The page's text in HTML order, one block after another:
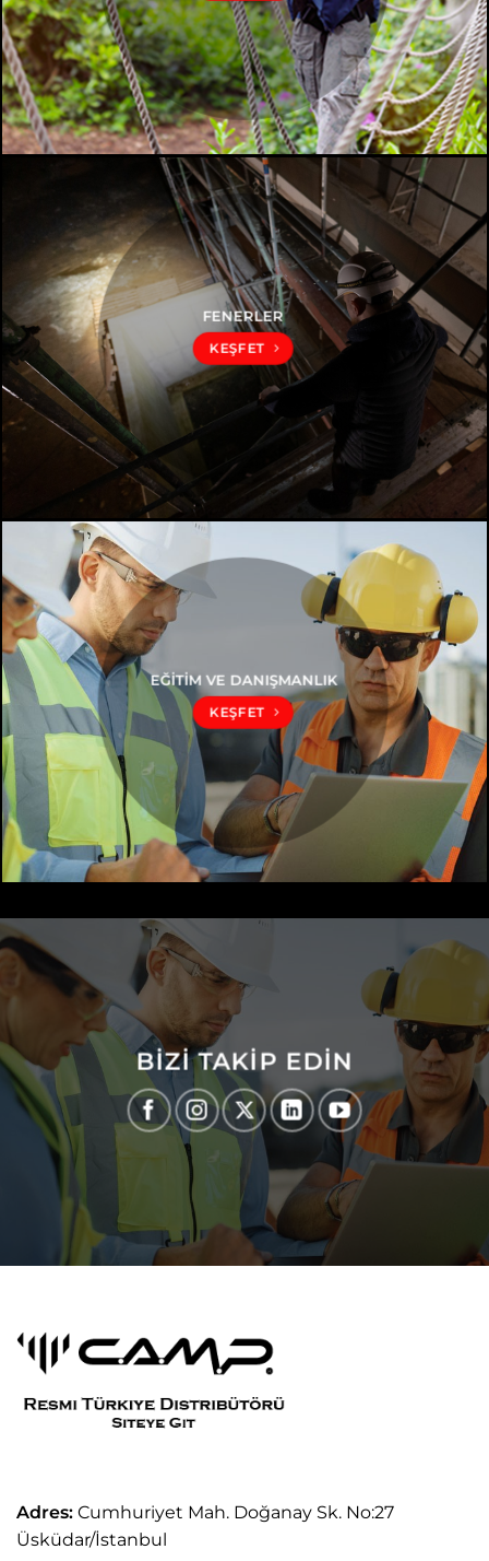
FENERLER
KEŞFET
EĞİTİM VE DANIŞMANLIK
KEŞFET
BIZI TAKIP EDIN
Adres: Cumhuriyet Mah. Doğanay Sk. No:27
Üsküdar/İstanbul